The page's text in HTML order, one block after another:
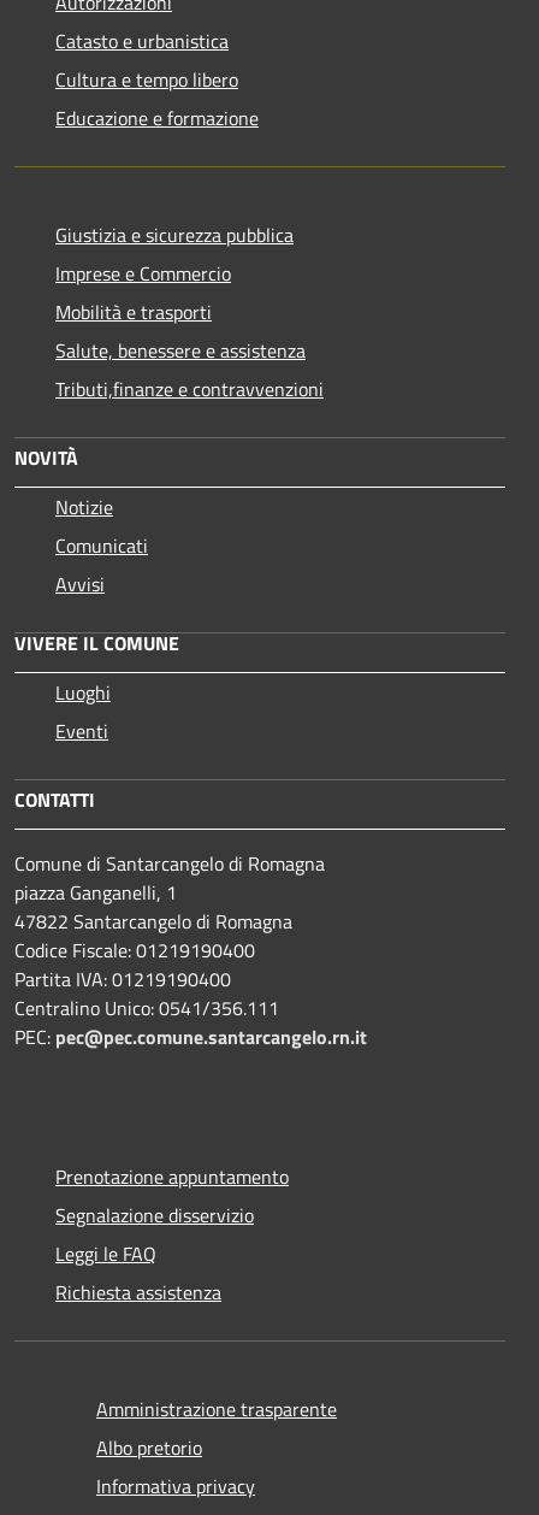
Catasto e urbanistica
Cultura e tempo libero
Educazione e formazione
Giustizia e sicurezza pubblica
Imprese e Commercio
Mobilità e trasporti
Salute, benessere e assistenza
Tributi,finanze e contravvenzioni
NOVITÀ
Notizie
Comunicati
Avvisi
VIVERE IL COMUNE
Luoghi
Eventi
CONTATTI
Comune di Santarcangelo di Romagna
piazza Ganganelli, 1
47822 Santarcangelo di Romagna
Codice Fiscale: 01219190400
Partita IVA: 01219190400
Centralino Unico: 0541/356.111
PEC: pec@pec.comune.santarcangelo.rn.it
Prenotazione appuntamento
Segnalazione disservizio
Leggi le FAQ
Richiesta assistenza
Amministrazione trasparente
Albo pretorio
Informativa privacy